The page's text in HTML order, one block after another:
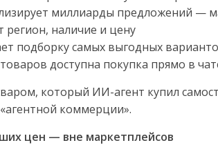
миллиарды предложений —
регион, наличие и цену
подборку самых выгодных
товаров доступна покупка прямо в
который ИИ-агент купил
коммерции».
цен — вне маркетплейсов